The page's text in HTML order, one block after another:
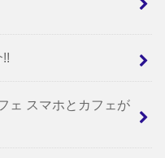
ェ スマホとカフェが